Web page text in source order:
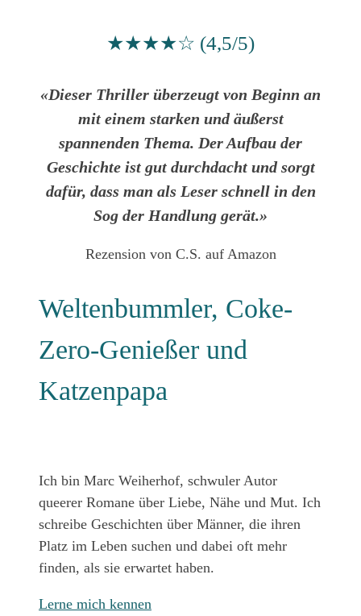
★★★★☆ (4,5/5)
«Dieser Thriller überzeugt von Beginn an
mit einem starken und äußerst
spannenden Thema. Der Aufbau der
Geschichte ist gut durchdacht und sorgt
dafür, dass man als Leser schnell in den
Sog der Handlung gerät.»
Rezension von C.S. auf Amazon
Weltenbummler, Coke-
Zero-Genießer und
Katzenpapa
Ich bin Marc Weiherhof, schwuler Autor
queerer Romane über Liebe, Nähe und Mut. Ich
schreibe Geschichten über Männer, die ihren
Platz im Leben suchen und dabei oft mehr
finden, als sie erwartet haben.
Lerne mich kennen